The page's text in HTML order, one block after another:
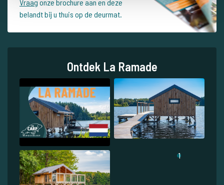
Vraag onze brochure aan en deze
belandt bij u thuis op de deurmat.
Ontdek La Ramade
1